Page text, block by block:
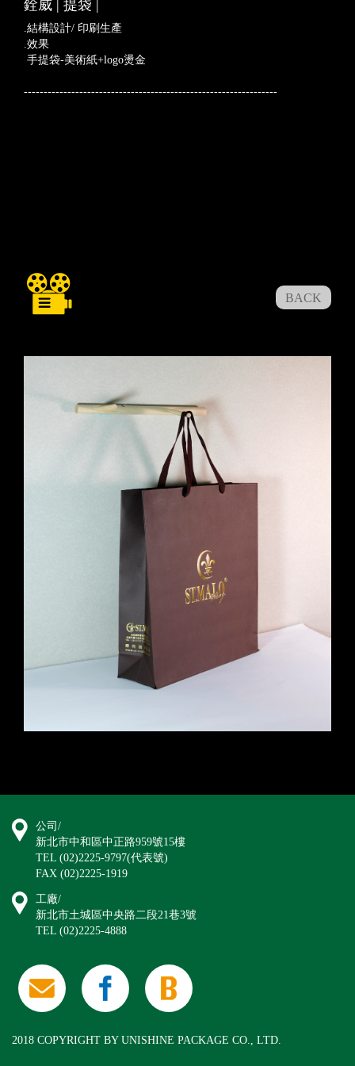
銓威 | 提袋 |
.結構設計/ 印刷生產
.效果
手提袋-美術紙+logo燙金
----------------------------------------------------------------
BACK
公司/
新北市中和區中正路959號15樓
TEL (02)2225-9797(代表號)
FAX (02)2225-1919
工廠/
新北市土城區中央路二段21巷3號
TEL (02)2225-4888
2018 COPYRIGHT BY UNISHINE PACKAGE CO., LTD.